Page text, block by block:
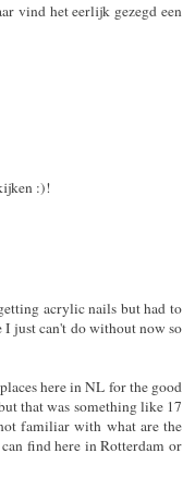
vind het eerlijk gezegd een
:)!
acrylic nails but had to
just can't do without now so
here in NL for the good
that was something like 17
familiar with what are the
find here in Rotterdam or